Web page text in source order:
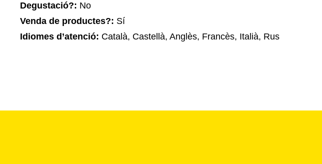
Degustació?: No
Venda de productes?: Sí
Idiomes d’atenció: Català, Castellà, Anglès, Francès, Italià, Rus